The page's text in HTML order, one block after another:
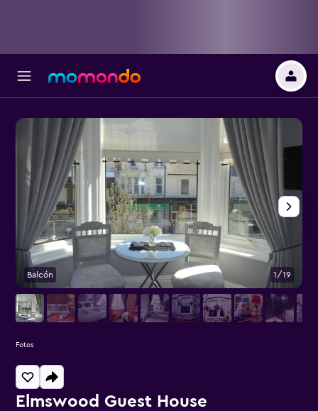
Elmswood Guest House
Balcón 1/19
Fotos